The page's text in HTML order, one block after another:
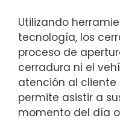
Utilizando
tecnología, los
proceso de
cerradura ni el
atención al cliente
permite asistir a
momento del día